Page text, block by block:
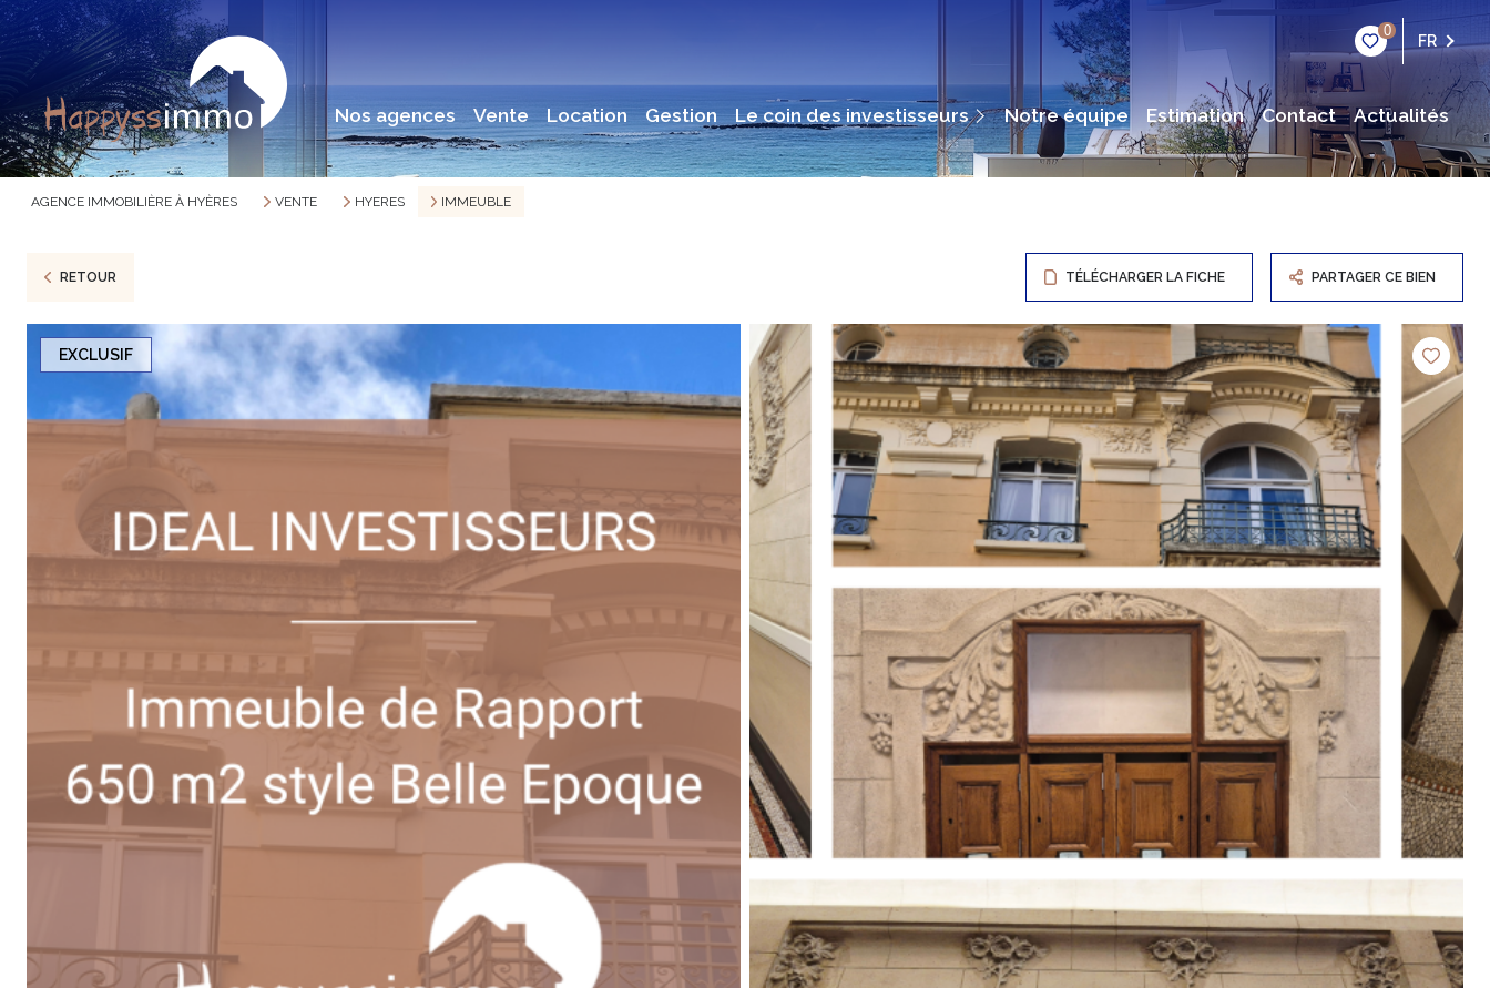
0
FR
nos agences vente location gestion le coin des investisseurs
Immobilier De Rendement
Immobilier Professionnel
notre équipe estimation contact actualités
AGENCE IMMOBILIÈRE À HYÈRES VENTE HYERES IMMEUBLE
RETOUR TÉLÉCHARGER LA FICHE PARTAGER CE BIEN
EXCLUSIF